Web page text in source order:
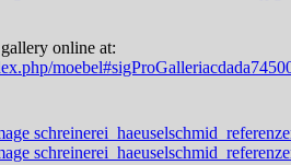
online at: